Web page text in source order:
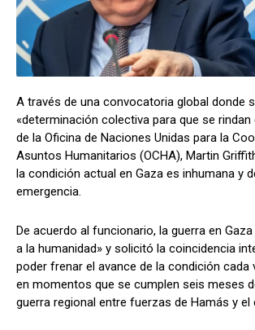
A través de una convocatoria global donde
«determinación colectiva para que se
de la Oficina de Naciones Unidas para la
Asuntos Humanitarios (OCHA), Martin
la condición actual en Gaza es inhumana y
emergencia.
De acuerdo al funcionario, la guerra en
a la humanidad» y solicitó la coincidencia
poder frenar el avance de la condición cada
en momentos que se cumplen seis meses
guerra regional entre fuerzas de Hamás y el